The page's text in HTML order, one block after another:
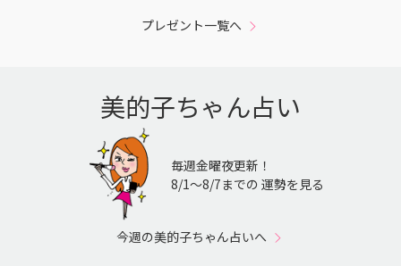
プレゼント一覧へ
美的子ちゃん占い
毎週金曜夜更新！
8/1〜8/7までの 運勢を見る
今週の美的子ちゃん占いへ